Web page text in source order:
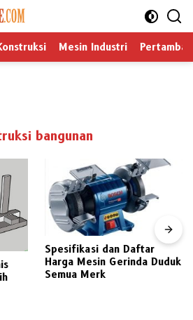
Mesin Industri
bangunan
Spesifikasi dan Daftar
Harga Mesin Gerinda Duduk
Semua Merk